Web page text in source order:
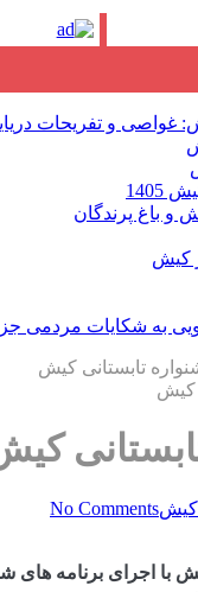
غواصی و تفریحات
و باغ پرندگان
کیش
به شکایات مردمی
تابستانی کیش
کیشNo Comments
با اجرای برنامه های